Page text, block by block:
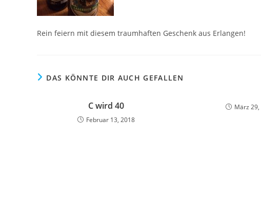
Rein feiern mit diesem traumhaften Geschenk aus Erlangen!
DAS KÖNNTE DIR AUCH GEFALLEN
C wird 40
Februar 13, 2018
März 29,